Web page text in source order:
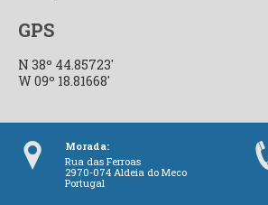
GPS
N 38º 44.85723'
W 09º 18.81668'
Morada:
Rua das Ferroas
2970-074 Aldeia do Meco
Portugal